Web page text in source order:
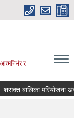
र
शसक्त बालिका परियोजना